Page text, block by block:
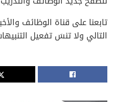
تابعنا على قناة الوظائف
التالي ولا تنسَ تفعيل